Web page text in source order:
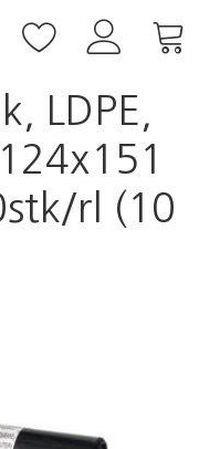
LDPE,
rl (10